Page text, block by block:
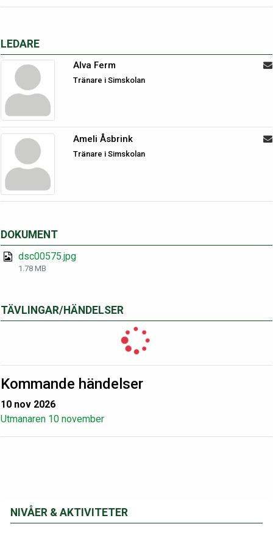
LEDARE
Alva Ferm
Tränare i Simskolan
Ameli Åsbrink
Tränare i Simskolan
DOKUMENT
dsc00575.jpg
1.78 MB
TÄVLINGAR/HÄNDELSER
Kommande händelser
10 nov 2026
Utmanaren 10 november
NIVÅER & AKTIVITETER